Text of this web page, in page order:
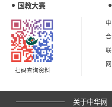
国教大赛
扫码查询资料
关于中华网